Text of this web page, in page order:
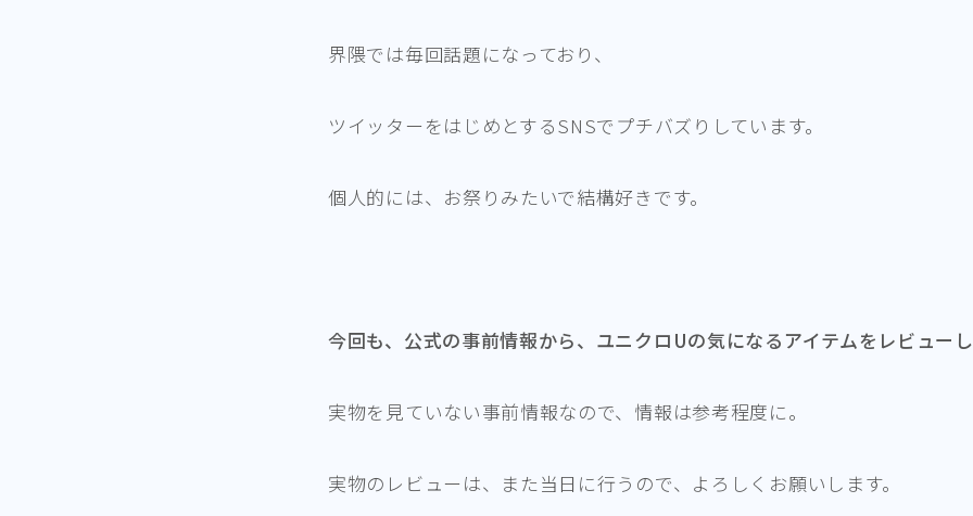
界隈では毎回話題になっており、
ツイッターをはじめとするSNSでプチバズりしています。
個人的には、お祭りみたいで結構好きです。
今回も、公式の事前情報から、ユニクロUの気になるアイテムをレビューし
実物を見ていない事前情報なので、情報は参考程度に。
実物のレビューは、また当日に行うので、よろしくお願いします。